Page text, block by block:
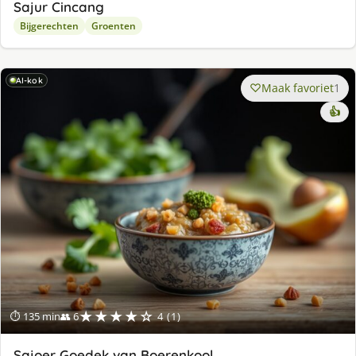
Sajur Cincang
Bijgerechten Groenten
AI-kok
⏱ 135 min👥 6★★★★☆ 4 (1)
Maak favoriet1
👍